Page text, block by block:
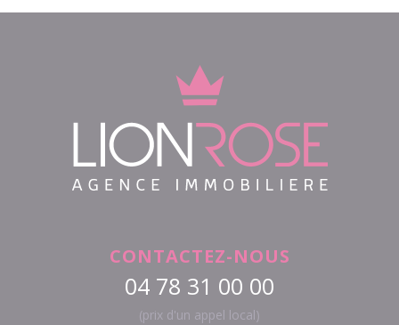
CONTACTEZ-NOUS
04 78 31 00 00
(prix d'un appel local)